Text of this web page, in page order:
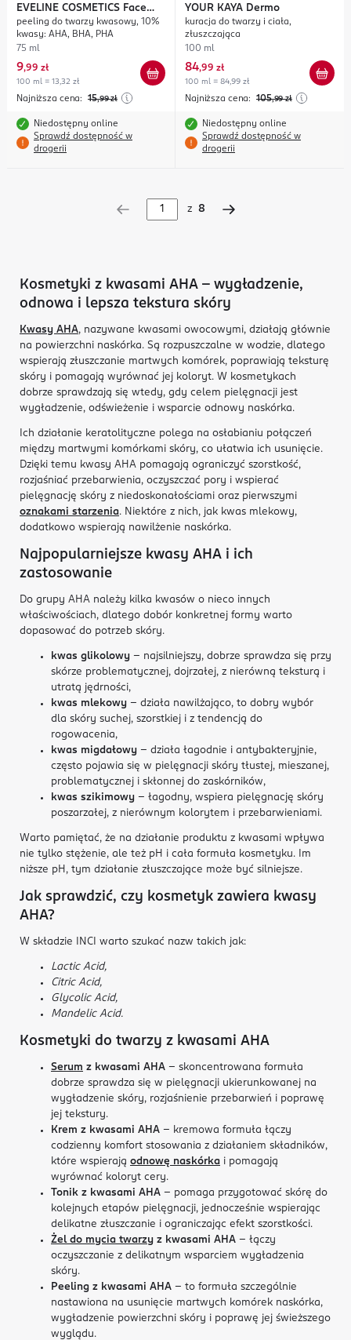
EVELINE COSMETICS Face
Therapy Professional Clean
Shot
peeling do twarzy kwasowy, 10%
kwasy: AHA, BHA, PHA
75 ml
9,99 zł
100 ml = 13,32 zł
Najniższa cena: 15,99 zł
Niedostępny online
Sprawdź dostępność w
drogerii
YOUR KAYA Dermo
kuracja do twarzy i ciała,
złuszczająca
100 ml
84,99 zł
100 ml = 84,99 zł
Najniższa cena: 105,99 zł
Niedostępny online
Sprawdź dostępność w
drogerii
z 8
Kosmetyki z kwasami AHA – wygładzenie,
odnowa i lepsza tekstura skóry
Kwasy AHA, nazywane kwasami owocowymi, działają głównie
na powierzchni naskórka. Są rozpuszczalne w wodzie, dlatego
wspierają złuszczanie martwych komórek, poprawiają teksturę
skóry i pomagają wyrównać jej koloryt. W kosmetykach
dobrze sprawdzają się wtedy, gdy celem pielęgnacji jest
wygładzenie, odświeżenie i wsparcie odnowy naskórka.
Ich działanie keratolityczne polega na osłabianiu połączeń
między martwymi komórkami skóry, co ułatwia ich usunięcie.
Dzięki temu kwasy AHA pomagają ograniczyć szorstkość,
rozjaśniać przebarwienia, oczyszczać pory i wspierać
pielęgnację skóry z niedoskonałościami oraz pierwszymi
oznakami starzenia. Niektóre z nich, jak kwas mlekowy,
dodatkowo wspierają nawilżenie naskórka.
Najpopularniejsze kwasy AHA i ich
zastosowanie
Do grupy AHA należy kilka kwasów o nieco innych
właściwościach, dlatego dobór konkretnej formy warto
dopasować do potrzeb skóry.
kwas glikolowy – najsilniejszy, dobrze sprawdza się przy
skórze problematycznej, dojrzałej, z nierówną teksturą i
utratą jędrności,
kwas mlekowy – działa nawilżająco, to dobry wybór
dla skóry suchej, szorstkiej i z tendencją do
rogowacenia,
kwas migdałowy – działa łagodnie i antybakteryjnie,
często pojawia się w pielęgnacji skóry tłustej, mieszanej,
problematycznej i skłonnej do zaskórników,
kwas szikimowy – łagodny, wspiera pielęgnację skóry
poszarzałej, z nierównym kolorytem i przebarwieniami.
Warto pamiętać, że na działanie produktu z kwasami wpływa
nie tylko stężenie, ale też pH i cała formuła kosmetyku. Im
niższe pH, tym działanie złuszczające może być silniejsze.
Jak sprawdzić, czy kosmetyk zawiera kwasy
AHA?
W składzie INCI warto szukać nazw takich jak:
Lactic Acid,
Citric Acid,
Glycolic Acid,
Mandelic Acid.
Kosmetyki do twarzy z kwasami AHA
Serum z kwasami AHA – skoncentrowana formuła
dobrze sprawdza się w pielęgnacji ukierunkowanej na
wygładzenie skóry, rozjaśnienie przebarwień i poprawę
jej tekstury.
Krem z kwasami AHA – kremowa formuła łączy
codzienny komfort stosowania z działaniem składników,
które wspierają odnowę naskórka i pomagają
wyrównać koloryt cery.
Tonik z kwasami AHA – pomaga przygotować skórę do
kolejnych etapów pielęgnacji, jednocześnie wspierając
delikatne złuszczanie i ograniczając efekt szorstkości.
Żel do mycia twarzy z kwasami AHA – łączy
oczyszczanie z delikatnym wsparciem wygładzenia
skóry.
Peeling z kwasami AHA – to formuła szczególnie
nastawiona na usunięcie martwych komórek naskórka,
wygładzenie powierzchni skóry i poprawę jej świeższego
wyglądu.